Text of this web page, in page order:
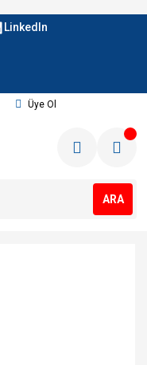
LinkedIn
Üye Ol
ARA